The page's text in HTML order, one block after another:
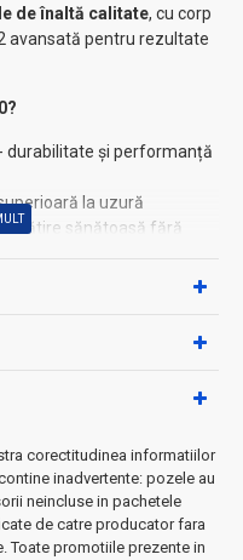
de înaltă calitate, cu corp
avansată pentru rezultate
- durabilitate și performanță
la uzură
- gătire sănătoasă fără
280°C
vase pentru curățare
corectitudinea informatiilor
inadvertente: pozele au
neincluse in pachetele
de catre producator fara
Toate promotiile prezente in